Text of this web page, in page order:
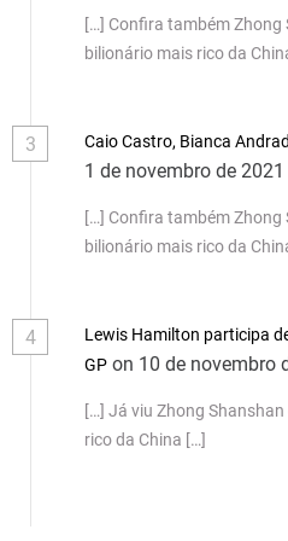
[…] Confira também Zhong
bilionário mais rico da
3 Caio Castro, Bianca
1 de novembro de
[…] Confira também Zhong
bilionário mais rico da
4
Lewis Hamilton participa
GP on 10 de novembro
[…] Já viu Zhong
rico da China […]